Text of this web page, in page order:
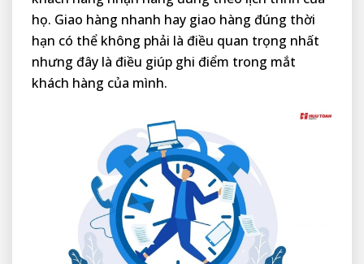
họ. Giao hàng nhanh hay giao hàng đúng thời
hạn có thể không phải là điều quan trọng nhất
nhưng đây là điều giúp ghi điểm trong mắt
khách hàng của mình.